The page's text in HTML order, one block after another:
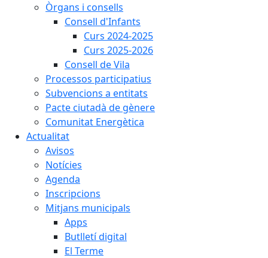
Òrgans i consells
Consell d'Infants
Curs 2024-2025
Curs 2025-2026
Consell de Vila
Processos participatius
Subvencions a entitats
Pacte ciutadà de gènere
Comunitat Energètica
Actualitat
Avisos
Notícies
Agenda
Inscripcions
Mitjans municipals
Apps
Butlletí digital
El Terme